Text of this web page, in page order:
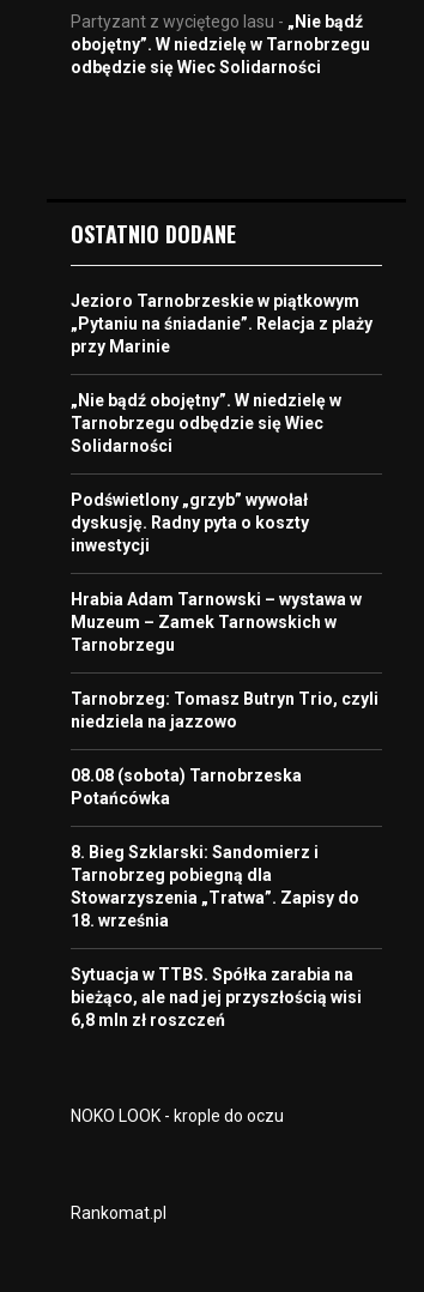
Partyzant z wyciętego lasu - „Nie bądź
obojętny”. W niedzielę w Tarnobrzegu
odbędzie się Wiec Solidarności
OSTATNIO DODANE
Jezioro Tarnobrzeskie w piątkowym
„Pytaniu na śniadanie”. Relacja z plaży
przy Marinie
„Nie bądź obojętny”. W niedzielę w
Tarnobrzegu odbędzie się Wiec
Solidarności
Podświetlony „grzyb” wywołał
dyskusję. Radny pyta o koszty
inwestycji
Hrabia Adam Tarnowski – wystawa w
Muzeum – Zamek Tarnowskich w
Tarnobrzegu
Tarnobrzeg: Tomasz Butryn Trio, czyli
niedziela na jazzowo
08.08 (sobota) Tarnobrzeska
Potańcówka
8. Bieg Szklarski: Sandomierz i
Tarnobrzeg pobiegną dla
Stowarzyszenia „Tratwa”. Zapisy do
18. września
Sytuacja w TTBS. Spółka zarabia na
bieżąco, ale nad jej przyszłością wisi
6,8 mln zł roszczeń
NOKO LOOK - krople do oczu
Rankomat.pl